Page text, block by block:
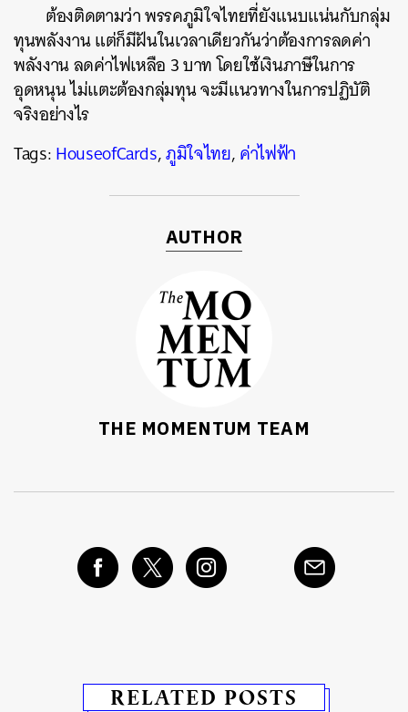
ต้องติดตามว่า พรรคภูมิใจไทยที่ยังแนบแน่นกับกลุ่ม
ทุนพลังงาน แต่ก็มีฝันในเวลาเดียวกันว่าต้องการลดค่า
พลังงาน ลดค่าไฟเหลือ 3 บาท โดยใช้เงินภาษีในการ
อุดหนุน ไม่แตะต้องกลุ่มทุน จะมีแนวทางในการปฏิบัติ
จริงอย่างไร
Tags:HouseofCards,ภูมิใจไทย,ค่าไฟฟ้า
AUTHOR
THE MOMENTUM TEAM
RELATED POSTS